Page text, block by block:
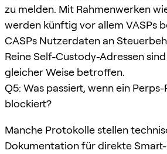
zu melden. Mit Rahmenwerken
werden künftig vor allem VASPs
CASPs Nutzerdaten an
Reine Self-Custody-Adressen
gleicher Weise betroffen.
Q5: Was passiert, wenn ein
blockiert?
Manche Protokolle stellen
Dokumentation für direkte